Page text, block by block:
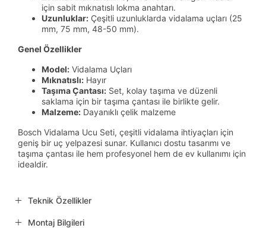
için sabit mıknatıslı lokma anahtarı.
Uzunluklar: Çeşitli uzunluklarda vidalama uçları (25
mm, 75 mm, 48-50 mm).
Genel Özellikler
Model: Vidalama Uçları
Mıknatıslı: Hayır
Taşıma Çantası: Set, kolay taşıma ve düzenli
saklama için bir taşıma çantası ile birlikte gelir.
Malzeme: Dayanıklı çelik malzeme
Bosch Vidalama Ucu Seti, çeşitli vidalama ihtiyaçları için
geniş bir uç yelpazesi sunar. Kullanıcı dostu tasarımı ve
taşıma çantası ile hem profesyonel hem de ev kullanımı için
idealdir.
Teknik Özellikler
Montaj Bilgileri